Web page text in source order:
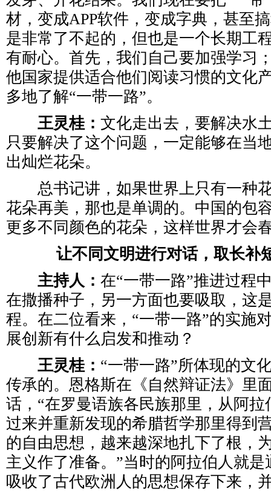
材，变成APP软件，变成字典，甚至
是非常了不起的，但也是一个长期工
有耐心。首先，我们自己要加强学习
他国家提供适合他们阅读习惯的文化
多地了解“一带一路”。
王灵桂： 文化走出去，要解决水
只要解决了这个问题，一定能够在当
出灿烂花朵。
总书记讲，如果世界上只有一种
花朵再美，那也是单调的。中国的包
更多不同颜色的花朵，这样世界才会
让不同文明进行对话，取长补
主持人： 在“一带一路”推进过程
在撒播种子，另一方面也要吸取，这
程。在二位看来，“一带一路”的实施
展创新有什么启发和推动？
王灵桂： “一带一路”所体现的文
传承的。恩格斯在《自然辩证法》里
话，“在罗曼语族各民族那里，从阿拉
过来并重新发现的希腊哲学那里得到
的自由思想，越来越深地扎下了根，
主义作了准备。”当时的阿拉伯人就是
吸收了古代欧洲人的思想保存下来，